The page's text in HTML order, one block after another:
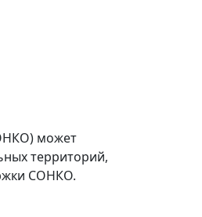
может
территорий,
СОНКО.